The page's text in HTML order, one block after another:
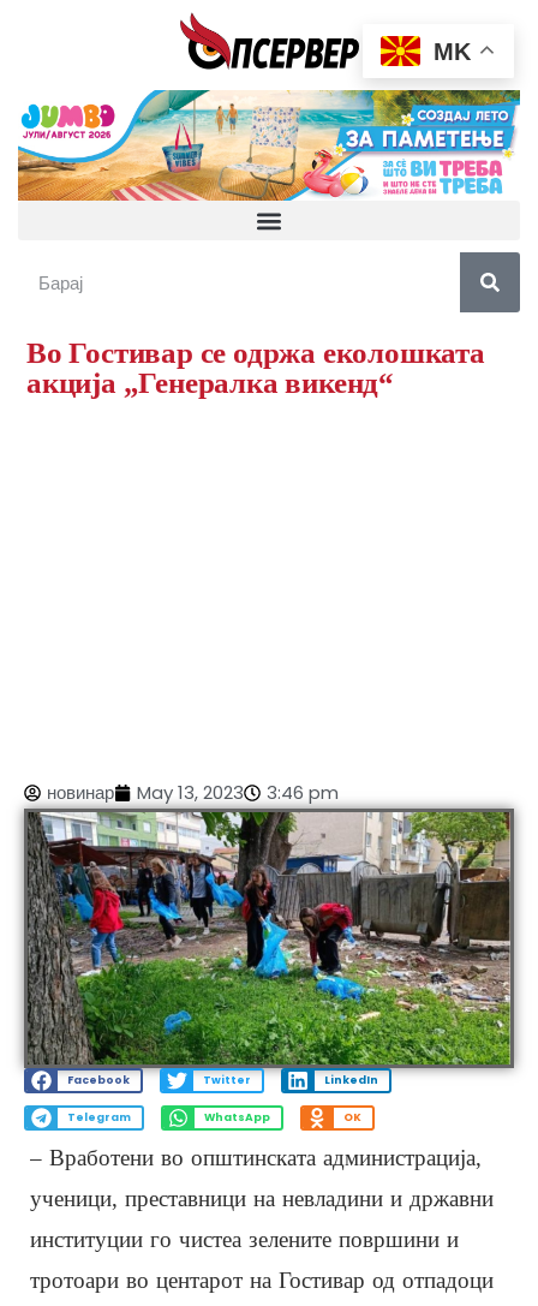
Во Гостивар се одржа еколошката
акција „Генералка викенд“
новинар May 13, 2023 3:46 pm
Facebook Twitter LinkedIn
Telegram WhatsApp OK
– Вработени во општинската администрација,
ученици, преставници на невладини и државни
институции го чистеа зелените површини и
тротоари во центарот на Гостивар од отпадоци
MK